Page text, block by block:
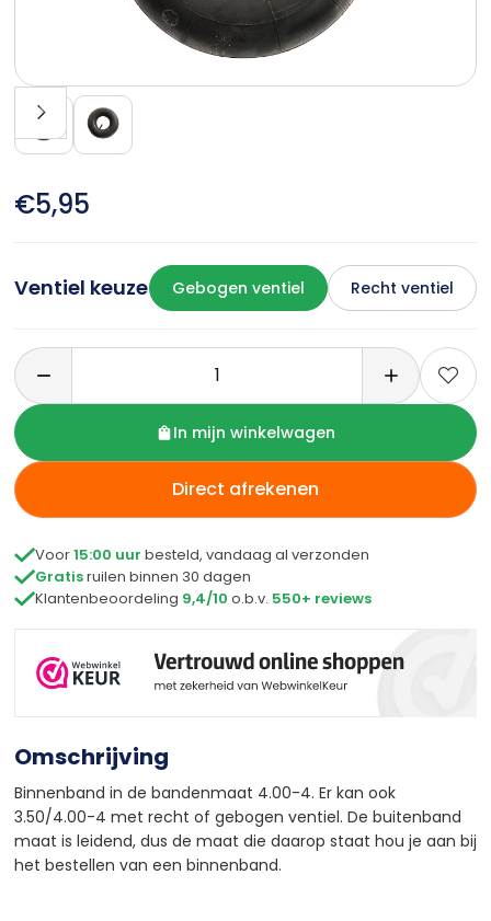
€5,95
Ventiel keuze Gebogen ventiel Recht ventiel

In mijn winkelwagen
Direct afrekenen
Voor15:00 uur besteld, vandaag al verzonden
Gratisruilen binnen 30 dagen
Klantenbeoordeling 9,4/10 o.b.v. 550+ reviews
Omschrijving
Binnenband in de bandenmaat 4.00-4. Er kan ook
3.50/4.00-4 met recht of gebogen ventiel. De buitenband
maat is leidend, dus de maat die daarop staat hou je aan bij
het bestellen van een binnenband.